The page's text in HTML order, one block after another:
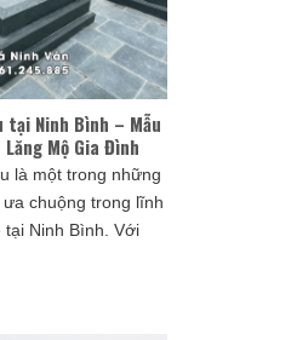
tại Ninh Bình – Mẫu
Mộ Gia Đình
là một trong những
chuộng trong lĩnh
Ninh Bình. Với